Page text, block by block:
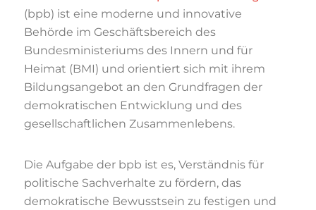
(bpb) ist eine moderne und innovative
Behörde im Geschäftsbereich des
Bundesministeriums des Innern und für
Heimat (BMI) und orientiert sich mit ihrem
Bildungsangebot an den Grundfragen der
demokratischen Entwicklung und des
gesellschaftlichen Zusammenlebens.
Die Aufgabe der bpb ist es, Verständnis für
politische Sachverhalte zu fördern, das
demokratische Bewusstsein zu festigen und